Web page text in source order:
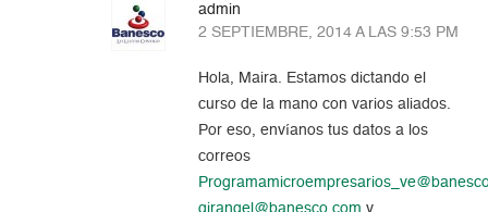
admin
2 SEPTIEMBRE, 2014 A LAS 9:53 PM
Hola, Maira. Estamos dictando el
curso de la mano con varios aliados.
Por eso, envíanos tus datos a los
correos
girangel@banesco.com y